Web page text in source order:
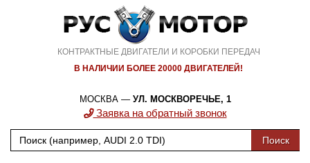
КОНТРАКТНЫЕ ДВИГАТЕЛИ И КОРОБКИ ПЕРЕДАЧ
В НАЛИЧИИ БОЛЕЕ 20000 ДВИГАТЕЛЕЙ!
МОСКВА — УЛ. МОСКВОРЕЧЬЕ, 1
Заявка на обратный звонок